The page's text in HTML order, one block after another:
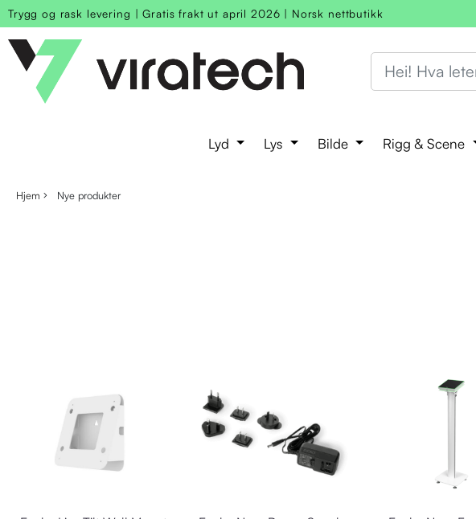
Trygg og rask levering |Gratis frakt ut april 2026 | Norsk nettbutikk
Lyd Lys Bilde Rigg & Scene
Hjem Nye produkter